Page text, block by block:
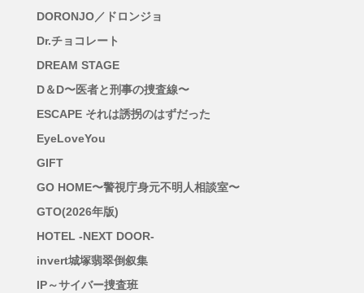
DORONJO／ドロンジョ
Dr.チョコレート
DREAM STAGE
D＆D〜医者と刑事の捜査線〜
ESCAPE それは誘拐のはずだった
EyeLoveYou
GIFT
GO HOME〜警視庁身元不明人相談室〜
GTO(2026年版)
HOTEL -NEXT DOOR-
invert城塚翡翠倒叙集
IP～サイバー捜査班